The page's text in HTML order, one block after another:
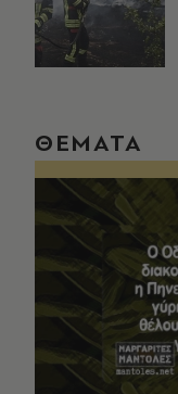
ΘΕΜΑΤΑ